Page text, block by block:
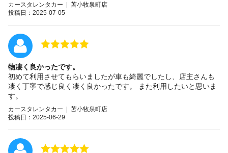
カースタレンタカー | 苫小牧泉町店
投稿日：2025-07-05
物凄く良かったです。
初めて利用させてもらいましたが車も綺麗でしたし、店主さんも
凄く丁寧で感じ良く凄く良かったです。 また利用したいと思いま
す。
カースタレンタカー | 苫小牧泉町店
投稿日：2025-06-29